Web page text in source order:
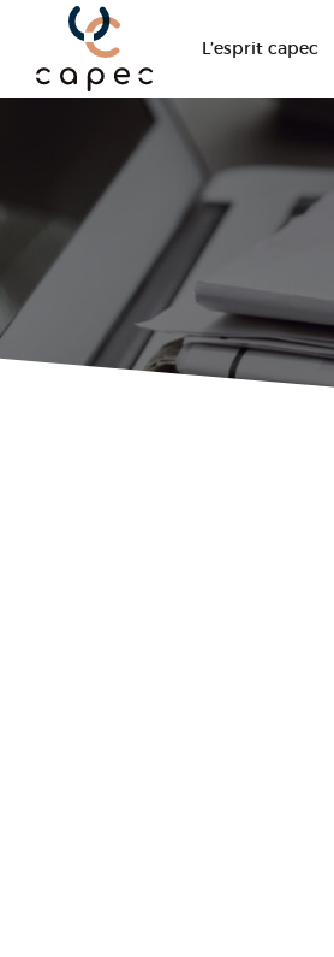
Panneau de gestion des cookies
L’esprit capec